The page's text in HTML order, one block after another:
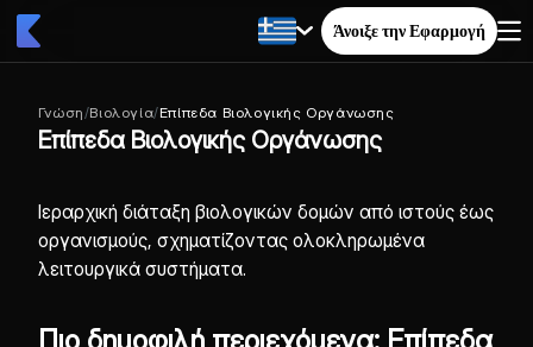
Άνοιξε την Εφαρμογή
Γνώση/Βιολογία/Επίπεδα Βιολογικής Οργάνωσης
Επίπεδα Βιολογικής Οργάνωσης
Ιεραρχική διάταξη βιολογικών δομών από ιστούς έως
οργανισμούς, σχηματίζοντας ολοκληρωμένα
λειτουργικά συστήματα.